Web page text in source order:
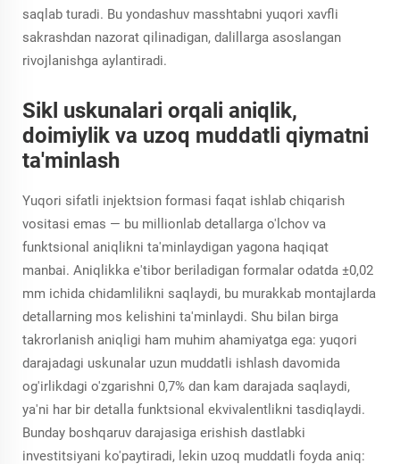
saqlab turadi. Bu yondashuv masshtabni yuqori xavfli
sakrashdan nazorat qilinadigan, dalillarga asoslangan
rivojlanishga aylantiradi.
Sikl uskunalari orqali aniqlik,
doimiylik va uzoq muddatli qiymatni
ta'minlash
Yuqori sifatli injektsion formasi faqat ishlab chiqarish
vositasi emas — bu millionlab detallarga o'lchov va
funktsional aniqlikni ta'minlaydigan yagona haqiqat
manbai. Aniqlikka e'tibor beriladigan formalar odatda ±0,02
mm ichida chidamlilikni saqlaydi, bu murakkab montajlarda
detallarning mos kelishini ta'minlaydi. Shu bilan birga
takrorlanish aniqligi ham muhim ahamiyatga ega: yuqori
darajadagi uskunalar uzun muddatli ishlash davomida
og'irlikdagi o'zgarishni 0,7% dan kam darajada saqlaydi,
ya'ni har bir detalla funktsional ekvivalentlikni tasdiqlaydi.
Bunday boshqaruv darajasiga erishish dastlabki
investitsiyani ko'paytiradi, lekin uzoq muddatli foyda aniq: